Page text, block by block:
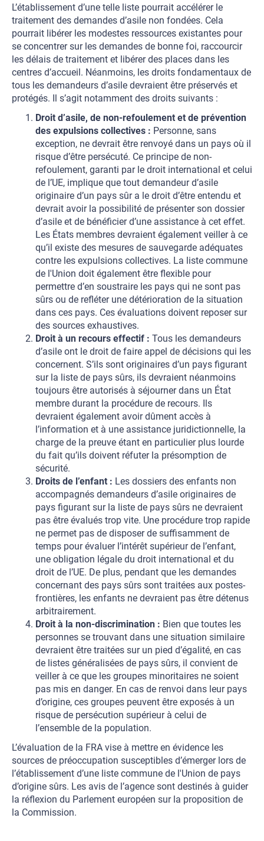
L’établissement d’une telle liste pourrait accélérer le
traitement des demandes d’asile non fondées. Cela
pourrait libérer les modestes ressources existantes pour
se concentrer sur les demandes de bonne foi, raccourcir
les délais de traitement et libérer des places dans les
centres d’accueil. Néanmoins, les droits fondamentaux de
tous les demandeurs d’asile devraient être préservés et
protégés. Il s’agit notamment des droits suivants :
Droit d’asile, de non-refoulement et de prévention
des expulsions collectives : Personne, sans
exception, ne devrait être renvoyé dans un pays où il
risque d’être persécuté. Ce principe de non-
refoulement, garanti par le droit international et celui
de l’UE, implique que tout demandeur d’asile
originaire d’un pays sûr a le droit d’être entendu et
devrait avoir la possibilité de présenter son dossier
d’asile et de bénéficier d’une assistance à cet effet.
Les États membres devraient également veiller à ce
qu’il existe des mesures de sauvegarde adéquates
contre les expulsions collectives. La liste commune
de l'Union doit également être flexible pour
permettre d’en soustraire les pays qui ne sont pas
sûrs ou de refléter une détérioration de la situation
dans ces pays. Ces évaluations doivent reposer sur
des sources exhaustives.
Droit à un recours effectif : Tous les demandeurs
d’asile ont le droit de faire appel de décisions qui les
concernent. S’ils sont originaires d’un pays figurant
sur la liste de pays sûrs, ils devraient néanmoins
toujours être autorisés à séjourner dans un État
membre durant la procédure de recours. Ils
devraient également avoir dûment accès à
l’information et à une assistance juridictionnelle, la
charge de la preuve étant en particulier plus lourde
du fait qu’ils doivent réfuter la présomption de
sécurité.
Droits de l’enfant : Les dossiers des enfants non
accompagnés demandeurs d’asile originaires de
pays figurant sur la liste de pays sûrs ne devraient
pas être évalués trop vite. Une procédure trop rapide
ne permet pas de disposer de suffisamment de
temps pour évaluer l’intérêt supérieur de l’enfant,
une obligation légale du droit international et du
droit de l’UE. De plus, pendant que les demandes
concernant des pays sûrs sont traitées aux postes-
frontières, les enfants ne devraient pas être détenus
arbitrairement.
Droit à la non-discrimination : Bien que toutes les
personnes se trouvant dans une situation similaire
devraient être traitées sur un pied d’égalité, en cas
de listes généralisées de pays sûrs, il convient de
veiller à ce que les groupes minoritaires ne soient
pas mis en danger. En cas de renvoi dans leur pays
d’origine, ces groupes peuvent être exposés à un
risque de persécution supérieur à celui de
l’ensemble de la population.
L’évaluation de la FRA vise à mettre en évidence les
sources de préoccupation susceptibles d’émerger lors de
l’établissement d’une liste commune de l'Union de pays
d’origine sûrs. Les avis de l’agence sont destinés à guider
la réflexion du Parlement européen sur la proposition de
la Commission.